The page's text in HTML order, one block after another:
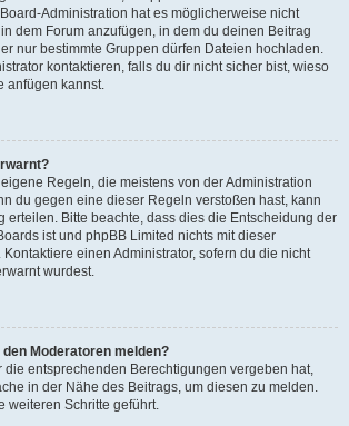
Administration hat es möglicherweise nicht
dem Forum anzufügen, in dem du deinen Beitrag
nur bestimmte Gruppen dürfen Dateien hochladen.
kontaktieren, falls du dir nicht sicher bist, wieso
anfügen kannst.
Regeln, die meistens von der Administration
du gegen eine dieser Regeln verstoßen hast, kann
erteilen. Bitte beachte, dass dies die Entscheidung der
ist und phpBB Limited nichts mit dieser
einen Administrator, sofern du die nicht
wurdest.
Moderatoren melden?
die entsprechenden Berechtigungen vergeben hat,
in der Nähe des Beitrags, um diesen zu melden.
weiteren Schritte geführt.